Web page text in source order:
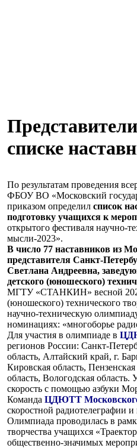
списке
По результатам проведения
ФБОУ ВО «Московский
приказом определил список
подготовку учащихся к
открытого фестиваля научно-
мысли-2023».
В число 77 наставников из
представителя Санкт-
Светлана Андреевна,
детского (юношеского)
МГТУ «СТАНКИН» весной 2023
(юношеского) технического
научно-техническую
номинациях: «многоборье
Для участия в олимпиаде в
регионов России: Санкт-
область, Алтайский край, г.
Кировская область,
область, Вологодская
скорость с помощью азбуки
Команда ЦДЮТТ Московского
скоростной радиотелеграфии
Олимпиада проводилась в
творчества учащихся
общественно-значимых